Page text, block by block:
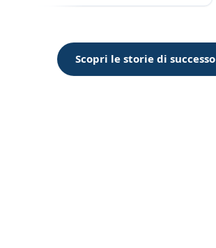
Scopri le storie di successo